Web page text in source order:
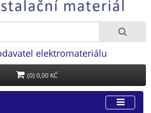
elektromateriálu
(0) 0,00 KČ